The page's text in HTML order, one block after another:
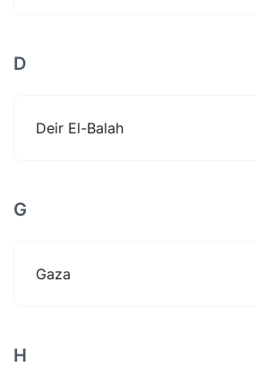
D
Deir El-Balah
G
Gaza
H